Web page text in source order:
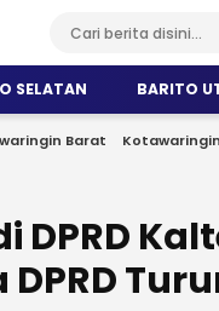
SELATAN BARITO
Barat
DPRD